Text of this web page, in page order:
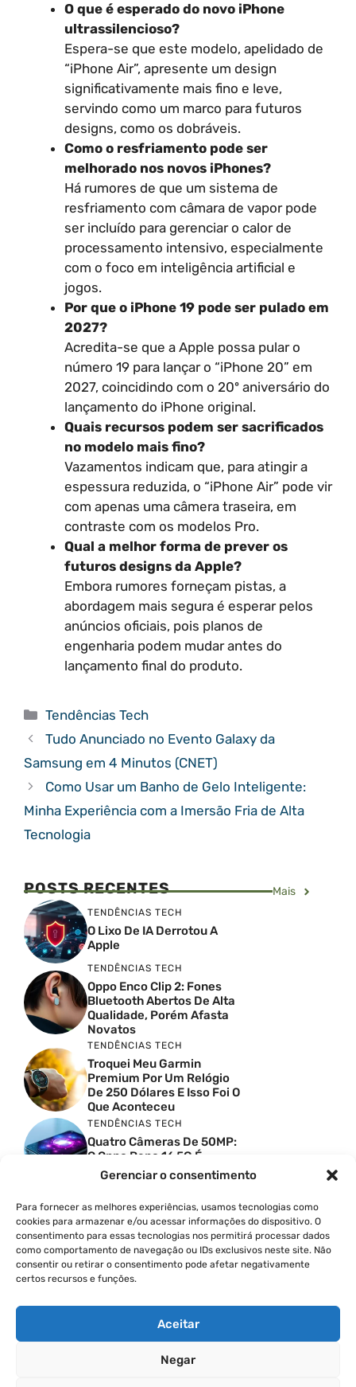
Gerenciar o consentimento
Para fornecer as melhores experiências, usamos tecnologias como
cookies para armazenar e/ou acessar informações do dispositivo. O
consentimento para essas tecnologias nos permitirá processar dados
como comportamento de navegação ou IDs exclusivos neste site. Não
consentir ou retirar o consentimento pode afetar negativamente
certos recursos e funções.
Aceitar
Negar
O que é esperado do novo iPhone
ultrassilencioso?
Espera-se que este modelo, apelidado de
“iPhone Air”, apresente um design
significativamente mais fino e leve,
servindo como um marco para futuros
designs, como os dobráveis.
Como o resfriamento pode ser
melhorado nos novos iPhones?
Há rumores de que um sistema de
resfriamento com câmara de vapor pode
ser incluído para gerenciar o calor de
processamento intensivo, especialmente
com o foco em inteligência artificial e
jogos.
Por que o iPhone 19 pode ser pulado em
2027?
Acredita-se que a Apple possa pular o
número 19 para lançar o “iPhone 20” em
2027, coincidindo com o 20º aniversário do
lançamento do iPhone original.
Quais recursos podem ser sacrificados
no modelo mais fino?
Vazamentos indicam que, para atingir a
espessura reduzida, o “iPhone Air” pode vir
com apenas uma câmera traseira, em
contraste com os modelos Pro.
Qual a melhor forma de prever os
futuros designs da Apple?
Embora rumores forneçam pistas, a
abordagem mais segura é esperar pelos
anúncios oficiais, pois planos de
engenharia podem mudar antes do
lançamento final do produto.
Categorias
Tendências Tech
Tudo Anunciado no Evento Galaxy da
Samsung em 4 Minutos (CNET)
Como Usar um Banho de Gelo Inteligente:
Minha Experiência com a Imersão Fria de Alta
Tecnologia
POSTS RECENTES Mais
TENDÊNCIAS TECH
O Lixo De IA Derrotou A
Apple
TENDÊNCIAS TECH
Oppo Enco Clip 2: Fones
Bluetooth Abertos De Alta
Qualidade, Porém Afasta
Novatos
TENDÊNCIAS TECH
Troquei Meu Garmin
Premium Por Um Relógio
De 250 Dólares E Isso Foi O
Que Aconteceu
TENDÊNCIAS TECH
Quatro Câmeras De 50MP:
O Oppo Reno 16 5G É
Absurdo
Comparativo De
Especificações Entre O
Vivo X300 Ultra E O
Samsung Galaxy S26 Ultra
PRODUTIVIDADE DIGITAL
Instagram